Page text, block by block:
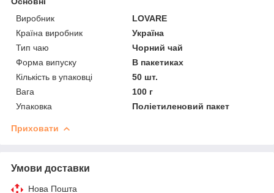
Виробник
LOVARE
Країна виробник
Україна
Тип чаю
Чорний чай
Форма випуску
В пакетиках
Кількість в упаковці
50 шт.
Вага
100 г
Упаковка
Поліетиленовий пакет
Приховати
Умови доставки
Нова Пошта